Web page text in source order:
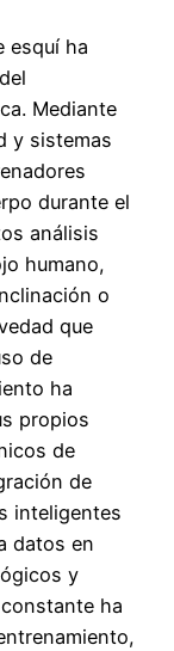
esquí ha
Mediante
y sistemas
durante el
análisis
humano,
o
que
de
ha
propios
de
de
inteligentes
datos en
y
ha